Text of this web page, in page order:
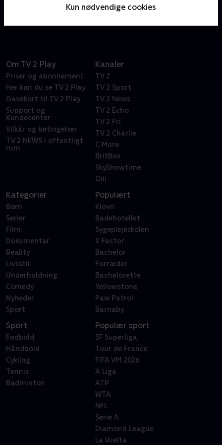
Kun nødvendige cookies
ordspil. Bare spørg den vanvittigt frustrerede Dr.
Om TV 2 Play
Priser og abonnement
Her kan du se TV 2 Play
Gavekort til TV 2 Play
Support og
Kundecenter
Vilkår og betingelser
TV 2 NEWS i offentligt
rum
Kanaler
TV 2
TV 2 Sport
TV 2 News
TV 2 Echo
TV 2 Fri
TV 2 Charlie
C More
BritBox
SkyShowtime
Oiii
Kategorier
Børn
Serier
Film
Dokumentar
Reality
Livsstil
Underholdning
Comedy
Nyheder
Sport
Populært
Klovn
Badehotellet
Sygeplejeskolen
X Factor
Bachelor
Forræder
Bachelorette
Yellowstone
Paw Patrol
Barnaby
Sport
Fodbold
Håndbold
Cykling
Tennis
Badminton
Populær sport
3F Superliga
Tour de France
FIFA VM 2026
A Liga
ATP
WTA
NFL
Serie A
Diamond League
La Vuelta